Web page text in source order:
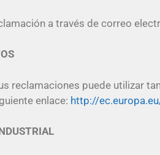
a través de correo
reclamaciones puede utilizar
enlace: http://